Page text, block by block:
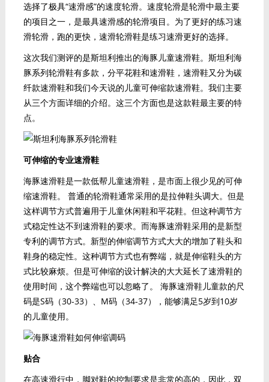
选择了极具“速滑感”的速度轮滑。速度轮滑是轮滑中最主要
的项目之一，是最具速滑感的轮滑项目。为了更好的练习速
滑轮滑，跑的更快，速滑轮滑鞋是练习速滑更好的选择。
这次我们测评的是斯坦利推出的海豚儿童速滑鞋。斯坦利海
豚系列轮滑鞋有多款，分平花鞋和速滑鞋，速滑鞋又分为碳
纤款速滑鞋和我们今天说的儿童可伸缩款速滑鞋。我们主要
从三个方面详细的介绍。这三个方面也是这款鞋最主要的特
点。
可伸缩的专业速滑鞋
海豚速滑鞋是一款低帮儿童速滑鞋，是市面上很少见的可伸
缩速滑鞋。 普通的轮滑鞋通常采用的是拉伸鞋头调大。但是
这样调节方式普遍用于儿童休闲鞋和平花鞋。但这种调节方
式稳定性达不到速滑鞋的要求。而海豚速滑鞋采用的是新型
专利的调节方式。新型的伸缩调节方式大大的增加了鞋头和
鞋身的稳定性。这种调节方式也有弊端，就是伸缩鞋头的方
式比较麻烦。但是可伸缩的设计解决的大大延长了速滑鞋的
使用时间，这个弊端也可以忽略了。 海豚速滑鞋儿童款的尺
码是S码（30-33）、M码（34-37），能够满足5岁到10岁
的儿童使用。
贴合
在高速滑行中，脚对鞋的控制要求是非常的高的，因此，双